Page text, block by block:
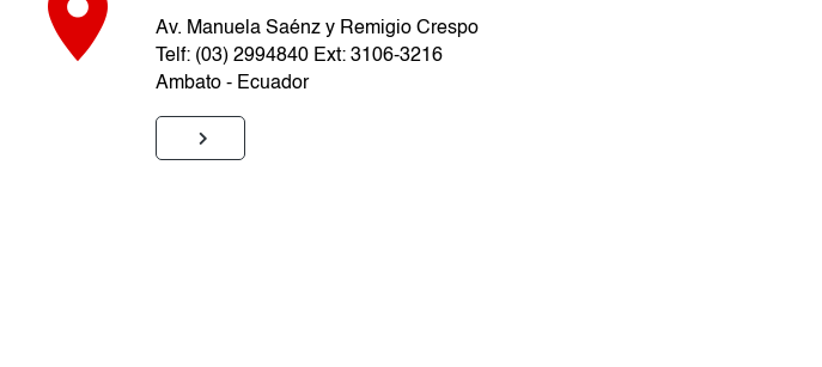
Av. Manuela Saénz y Remigio Crespo
Telf: (03) 2994840 Ext: 3106-3216
Ambato - Ecuador